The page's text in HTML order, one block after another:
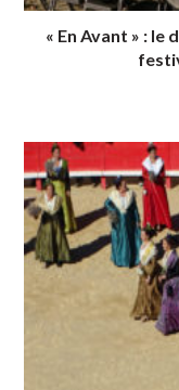
« En Avant » :